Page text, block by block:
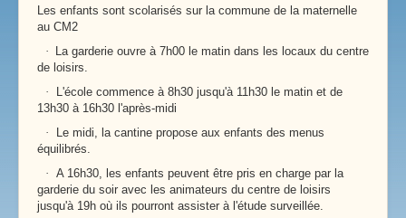
Les enfants sont scolarisés sur la commune de la maternelle
au CM2
·
La garderie ouvre à 7h00 le matin dans les locaux du centre
de loisirs.
·
L'école commence à 8h30 jusqu'à 11h30 le matin et de
13h30 à 16h30 l'après-midi
·
Le midi, la cantine propose aux enfants des menus
équilibrés.
· A 16h30, les enfants peuvent être pris en charge par la
garderie du soir avec les animateurs du centre de loisirs
jusqu'à 19h où ils pourront assister à l'étude surveillée.